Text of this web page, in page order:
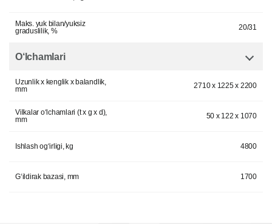
Maks. yuk bilan/yuksiz
graduslilik, %
20/31
O‘lchamlari
Uzunlik x kenglik x balandlik,
mm
2710 x 1225 x 2200
Vilkalar o‘lchamlari (t x g x d),
mm
50 x 122 x 1070
Ishlash og‘irligi, kg 4800
G‘ildirak bazasi, mm 1700